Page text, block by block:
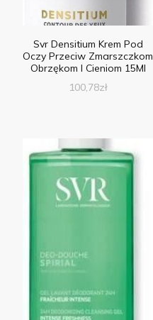
Svr Densitium Krem Pod
Oczy Przeciw Zmarszczkom
Obrzękom I Cieniom 15Ml
100,78zł